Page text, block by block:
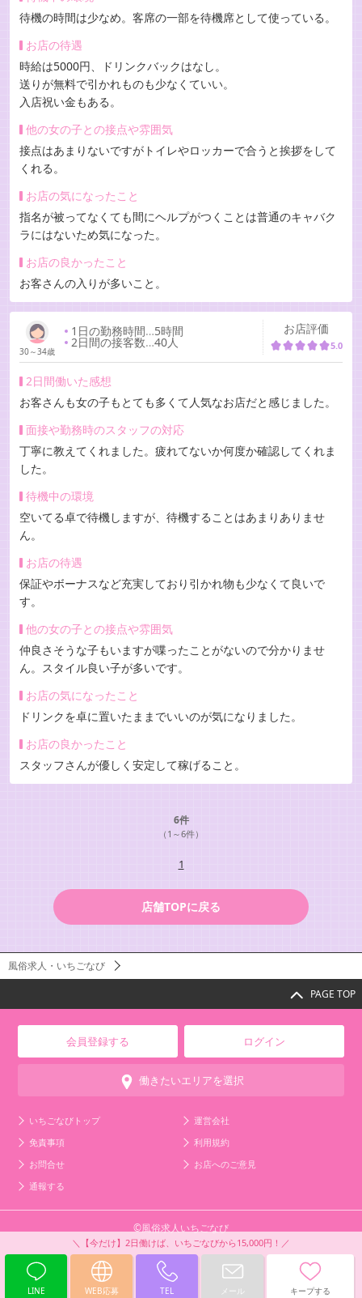
待機の時間は少なめ。客席の一部を待機席として使っている。
お店の待遇
時給は5000円、ドリンクバックはなし。
送りが無料で引かれものも少なくていい。
入店祝い金もある。
他の女の子との接点や雰囲気
接点はあまりないですがトイレやロッカーで合うと挨拶をして
くれる。
お店の気になったこと
指名が被ってなくても間にヘルプがつくことは普通のキャバク
ラにはないため気になった。
お店の良かったこと
お客さんの入りが多いこと。
30～34歳
1日の勤務時間…5時間
2日間の接客数…40人
お店評価
5.0
2日間働いた感想
お客さんも女の子もとても多くて人気なお店だと感じました。
面接や勤務時のスタッフの対応
丁寧に教えてくれました。疲れてないか何度か確認してくれま
した。
待機中の環境
空いてる卓で待機しますが、待機することはあまりありませ
ん。
お店の待遇
保証やボーナスなど充実しており引かれ物も少なくて良いで
す。
他の女の子との接点や雰囲気
仲良さそうな子もいますが喋ったことがないので分かりませ
ん。スタイル良い子が多いです。
お店の気になったこと
ドリンクを卓に置いたままでいいのが気になりました。
お店の良かったこと
スタッフさんが優しく安定して稼げること。
6件
（1～6件）
1
店舗TOPに戻る
LINE WEB応募 TEL メール キープする
風俗求人・いちごなび
PAGE TOP
会員登録する ログイン
働きたいエリアを選択
いちごなびトップ
運営会社
免責事項
利用規約
お問合せ
お店へのご意見
通報する
©風俗求人いちごなび